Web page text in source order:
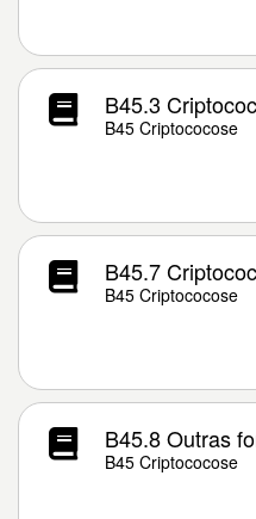
B45.3
B45 Criptococose
B45.7
B45 Criptococose
B45.8 Outras
B45 Criptococose